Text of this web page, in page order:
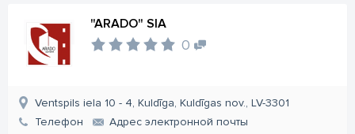
"ARADO" SIA
0
Ventspils iela 10 - 4, Kuldīga, Kuldīgas nov., LV-3301
Телефон
Aдрес электронной почты